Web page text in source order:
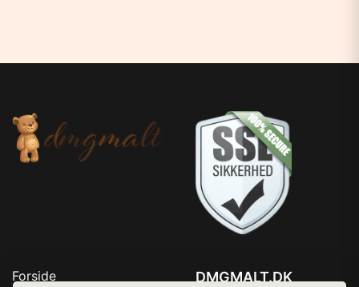
Forside DMGMALT.DK